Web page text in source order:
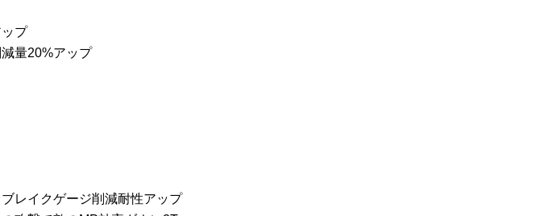
プ
量20%アップ
レイクゲージ削減耐性アップ